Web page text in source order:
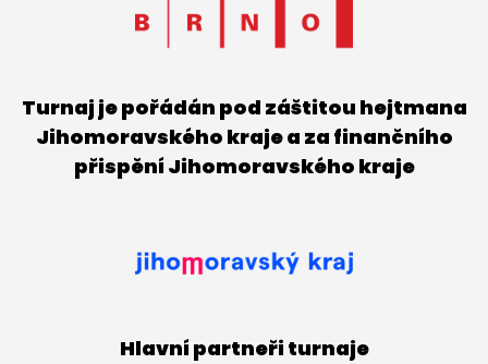
Turnaj je pořádán pod záštitou hejtmana
Jihomoravského kraje a za finančního
přispění Jihomoravského kraje
Hlavní partneři turnaje